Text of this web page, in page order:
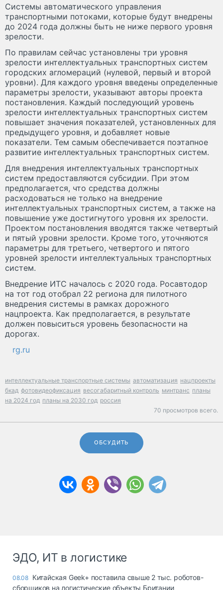
Системы автоматического управления
транспортными потоками, которые будут внедрены
до 2024 года должны быть не ниже первого уровня
зрелости.
По правилам сейчас установлены три уровня
зрелости интеллектуальных транспортных систем
городских агломераций (нулевой, первый и второй
уровни). Для каждого уровня введены определенные
параметры зрелости, указывают авторы проекта
постановления. Каждый последующий уровень
зрелости интеллектуальных транспортных систем
повышает значения показателей, установленных для
предыдущего уровня, и добавляет новые
показатели. Тем самым обеспечивается поэтапное
развитие интеллектуальных транспортных систем.
Для внедрения интеллектуальных транспортных
систем предоставляются субсидии. При этом
предполагается, что средства должны
расходоваться не только на внедрение
интеллектуальных транспортных систем, а также на
повышение уже достигнутого уровня их зрелости.
Проектом постановления вводятся также четвертый
и пятый уровни зрелости. Кроме того, уточняются
параметры для третьего, четвертого и пятого
уровней зрелости интеллектуальных транспортных
систем.
Внедрение ИТС началось с 2020 года. Росавтодор
на тот год отобрал 22 региона для пилотного
внедрения системы в рамках дорожного
нацпроекта. Как предполагается, в результате
должен повыситься уровень безопасности на
дорогах.
rg.ru
интеллектуальные транспортные системы автоматизация нацпроекты
бкад фотовидеофиксация весогабаритный контроль минтранс планы
на 2024 год планы на 2030 год россия
70 просмотров всего.
ОБСУДИТЬ
ЭДО, ИТ в логистике
08.08 Китайская Geek+ поставила свыше 2 тыс. роботов-
сборщиков на логистические объекты Британии